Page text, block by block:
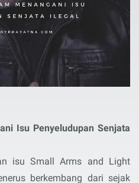
Isu Penyeludupan Senjata
isu Small Arms and Light
berkembang dari sejak